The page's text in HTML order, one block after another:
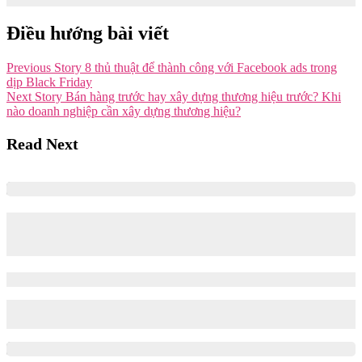
Điều hướng bài viết
Previous Story 8 thủ thuật để thành công với Facebook ads trong
dịp Black Friday
Next Story Bán hàng trước hay xây dựng thương hiệu trước? Khi
nào doanh nghiệp cần xây dựng thương hiệu?
Read Next